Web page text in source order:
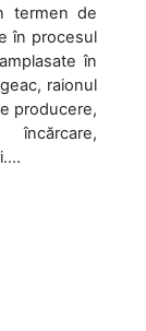
termen de
în procesul
în
raionul
producere,